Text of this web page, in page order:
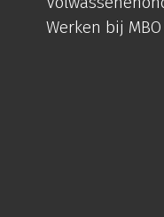
Werken bij